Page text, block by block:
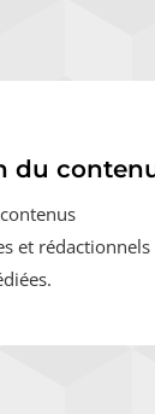
du
et rédactionnels